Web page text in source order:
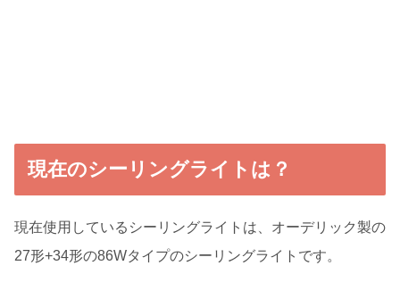
現在のシーリングライトは？
現在使用しているシーリングライトは、オーデリック製の
27形+34形の86Wタイプのシーリングライトです。